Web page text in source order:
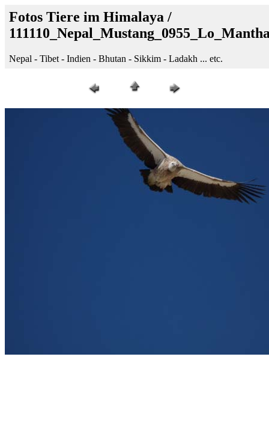
Fotos Tiere im Himalaya /
Nepal - Tibet - Indien - Bhutan - Sikkim - Ladakh ... etc.